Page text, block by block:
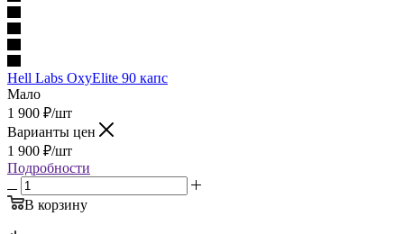
Hell Labs OxyElite 90 капс
Мало
1 900 ₽/шт
Варианты цен
1 900 ₽/шт
Подробности
В корзину